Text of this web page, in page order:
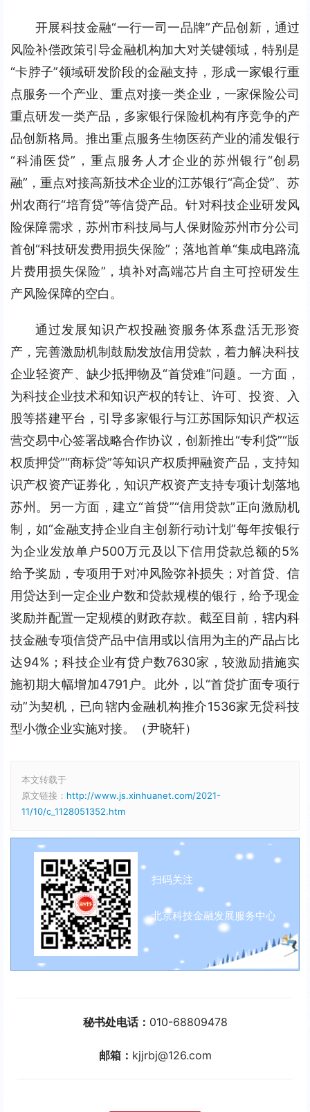
开展科技金融“一行一司一品牌”产品创新，通过
风险补偿政策引导金融机构加大对关键领域，特别是
“卡脖子”领域研发阶段的金融支持，形成一家银行重
点服务一个产业、重点对接一类企业，一家保险公司
重点研发一类产品，多家银行保险机构有序竞争的产
品创新格局。推出重点服务生物医药产业的浦发银行
“科浦医贷”，重点服务人才企业的苏州银行“创易
融”，重点对接高新技术企业的江苏银行“高企贷”、苏
州农商行“培育贷”等信贷产品。针对科技企业研发风
险保障需求，苏州市科技局与人保财险苏州市分公司
首创“科技研发费用损失保险”；落地首单“集成电路流
片费用损失保险”，填补对高端芯片自主可控研发生
产风险保障的空白。
通过发展知识产权投融资服务体系盘活无形资
产，完善激励机制鼓励发放信用贷款，着力解决科技
企业轻资产、缺少抵押物及“首贷难”问题。一方面，
为科技企业技术和知识产权的转让、许可、投资、入
股等搭建平台，引导多家银行与江苏国际知识产权运
营交易中心签署战略合作协议，创新推出“专利贷”“版
权质押贷”“商标贷”等知识产权质押融资产品，支持知
识产权资产证券化，知识产权资产支持专项计划落地
苏州。另一方面，建立“首贷”“信用贷款”正向激励机
制，如“金融支持企业自主创新行动计划”每年按银行
为企业发放单户500万元及以下信用贷款总额的5%
给予奖励，专项用于对冲风险弥补损失；对首贷、信
用贷达到一定企业户数和贷款规模的银行，给予现金
奖励并配置一定规模的财政存款。截至目前，辖内科
技金融专项信贷产品中信用或以信用为主的产品占比
达94%；科技企业有贷户数7630家，较激励措施实
施初期大幅增加4791户。此外，以“首贷扩面专项行
动”为契机，已向辖内金融机构推介1536家无贷科技
型小微企业实施对接。（尹晓轩）
本文转载于
原文链接： http://www.js.xinhuanet.com/2021-
11/10/c_1128051352.htm
扫码关注
北京科技金融发展服务中心
秘书处电话： 010-68809478
邮箱： kjjrbj@126.com